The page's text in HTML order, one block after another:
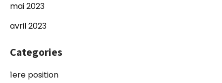
mai 2023
avril 2023
Categories
1ere position